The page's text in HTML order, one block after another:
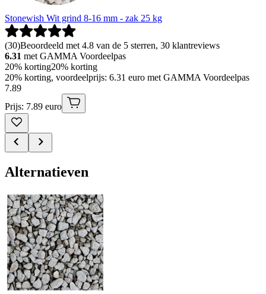
Stonewish Wit grind 8-16 mm - zak 25 kg
(30)Beoordeeld met 4.8 van de 5 sterren, 30 klantreviews
6.31 met GAMMA Voordeelpas
20% korting20% korting
20% korting, voordeelprijs: 6.31 euro met GAMMA Voordeelpas
7.89
Prijs: 7.89 euro
Alternatieven